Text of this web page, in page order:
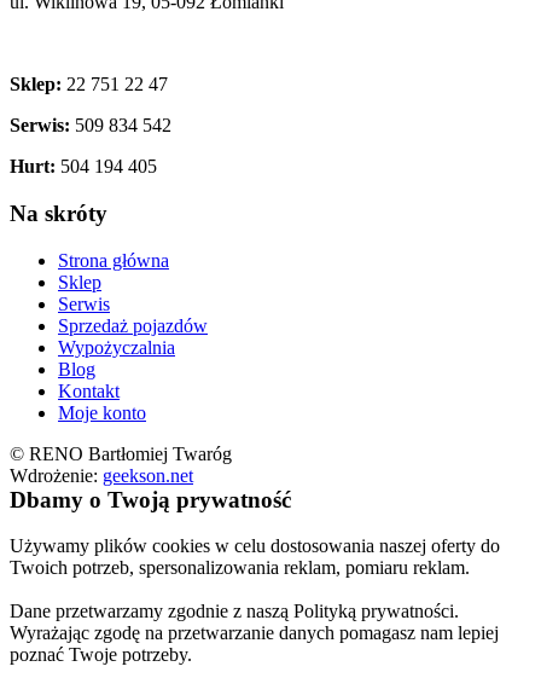
Sklep: 22 751 22 47
Serwis: 509 834 542
Hurt: 504 194 405
Na skróty
Strona główna
Sklep
Serwis
Sprzedaż pojazdów
Wypożyczalnia
Blog
Kontakt
Moje konto
© RENO Bartłomiej Twaróg
Wdrożenie: geekson.net
Dbamy o Twoją prywatność
Używamy plików cookies w celu dostosowania naszej oferty do
Twoich potrzeb, spersonalizowania reklam, pomiaru reklam.
Dane przetwarzamy zgodnie z naszą Polityką prywatności.
Wyrażając zgodę na przetwarzanie danych pomagasz nam lepiej
poznać Twoje potrzeby.